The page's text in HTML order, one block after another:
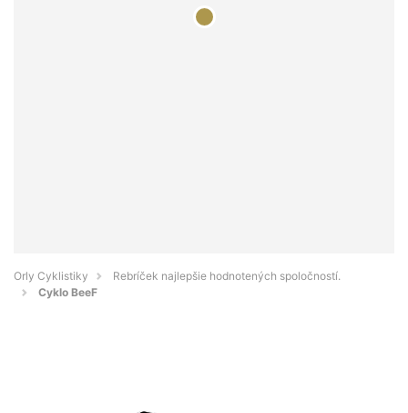
Orly Cyklistiky
Rebríček najlepšie hodnotených spoločností.
Cyklo BeeF